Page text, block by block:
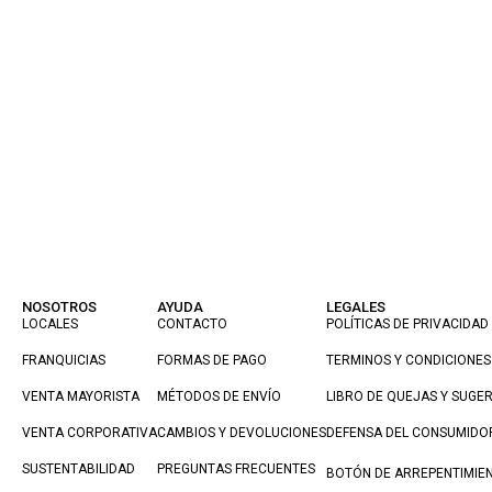
NOSOTROS
LOCALES
FRANQUICIAS
VENTA MAYORISTA
VENTA CORPORATIVA
SUSTENTABILIDAD
AYUDA
CONTACTO
FORMAS DE PAGO
MÉTODOS DE ENVÍO
CAMBIOS Y DEVOLUCIONES
PREGUNTAS FRECUENTES
LEGALES
POLÍTICAS DE PRIVACIDAD
TERMINOS Y CONDICIONES
LIBRO DE QUEJAS Y
DEFENSA DEL
BOTÓN DE